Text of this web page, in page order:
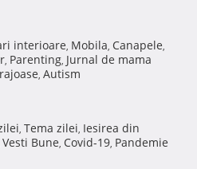
interioare, Mobila, Canapele,
, Parenting, Jurnal de mama
, Autism
, Tema zilei, Iesirea din
Vesti Bune, Covid-19, Pandemie